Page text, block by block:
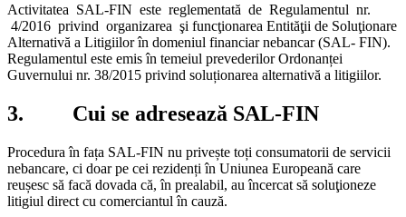
Activitatea SAL-FIN este reglementată de Regulamentul nr.
4/2016 privind organizarea şi funcţionarea Entităţii de Soluţionare
Alternativă a Litigiilor în domeniul financiar nebancar (SAL- FIN).
Regulamentul este emis în temeiul prevederilor Ordonanței
Guvernului nr. 38/2015 privind soluționarea alternativă a litigiilor.
3. Cui se adresează SAL-FIN
Procedura în fața SAL-FIN nu privește toți consumatorii de servicii
nebancare, ci doar pe cei rezidenți în Uniunea Europeană care
reușesc să facă dovada că, în prealabil, au încercat să soluţioneze
litigiul direct cu comerciantul în cauză.